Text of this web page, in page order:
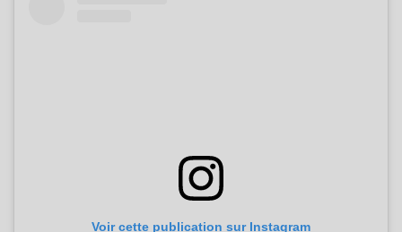
Voir cette publication sur Instagram